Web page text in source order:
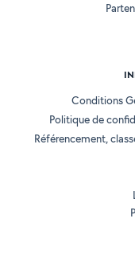
Conditions
Politique de
Référencement,